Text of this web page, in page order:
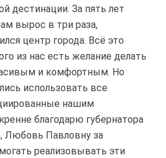
дестинации. За пять лет
вырос в три раза,
центр города. Всё это
из нас есть желание делать
и комфортным. Но
использовать все
нашим
благодарю губернатора
Любовь Павловну за
реализовывать эти